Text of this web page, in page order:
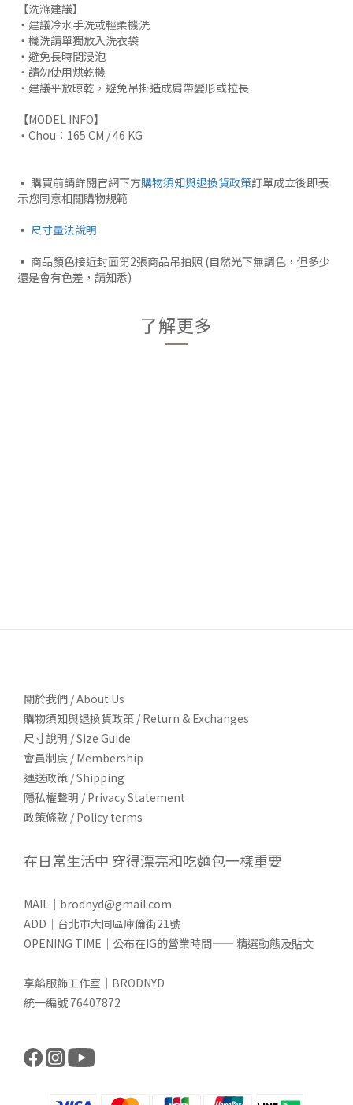
【洗滌建議】
・建議冷水手洗或輕柔機洗
・機洗請單獨放入洗衣袋
・避免長時間浸泡
・請勿使用烘乾機
・建議平放晾乾，避免吊掛造成肩帶變形或拉長
【MODEL INFO】
・Chou：165 CM / 46 KG
▪︎ 購買前請詳閱官網下方購物須知與退換貨政策訂單成立後即表
示您同意相關購物規範
▪︎ 尺寸量法說明
▪︎ 商品顏色接近封面第2張商品吊拍照 (自然光下無調色，但多少
還是會有色差，請知悉)
了解更多
關於我們 / About Us
購物須知與退換貨政策 / Return & Exchanges
尺寸說明 / Size Guide
會員制度 / Membership
運送政策 / Shipping
隱私權聲明 / Privacy Statement
政策條款 / Policy terms
在日常生活中 穿得漂亮和吃麵包一樣重要
MAIL｜brodnyd@gmail.com
ADD｜台北市大同區庫倫街21號
OPENING TIME｜公布在IG的營業時間—— 精選動態及貼文
享餡服飾工作室｜BRODNYD
統一編號 76407872